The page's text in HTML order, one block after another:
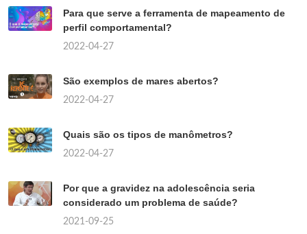
Para que serve a ferramenta de mapeamento de
perfil comportamental?
2022-04-27
São exemplos de mares abertos?
2022-04-27
Quais são os tipos de manômetros?
2022-04-27
Por que a gravidez na adolescência seria
considerado um problema de saúde?
2021-09-25